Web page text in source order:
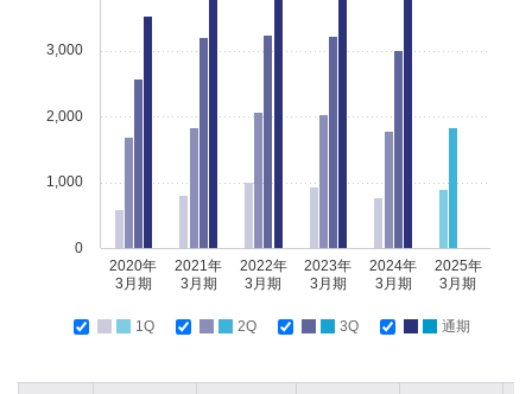
2020年
3月期
2021年
3月期
2022年
3月期
2023年
3月期
2024年
3月期
2025年
3月期
0
1,000
2,000
3,000
1Q 2Q 3Q 通期